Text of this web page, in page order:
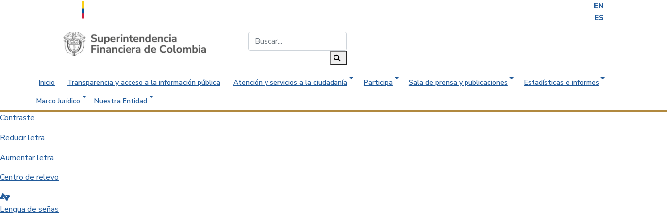
EN
ES
Saltar al contenido principal
Inicio Transparencia y acceso a la información pública Atención y servicios a la ciudadanía Participa Sala de prensa y publicaciones
Estadísticas e informes
Marco Jurídico
Nuestra Entidad
Contraste
Reducir letra
Aumentar letra
Centro de relevo
Lengua de señas